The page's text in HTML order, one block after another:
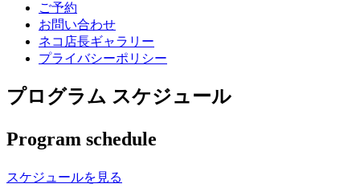
ご予約
お問い合わせ
ネコ店長ギャラリー
プライバシーポリシー
プログラム スケジュール
Program schedule
スケジュールを見る